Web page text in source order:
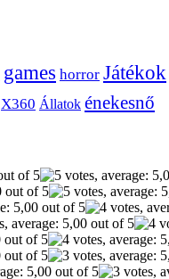
games horror Játékok
X360 Állatok énekesnő